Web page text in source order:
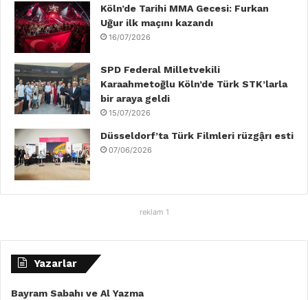
Köln’de Tarihi MMA Gecesi: Furkan
Uğur ilk maçını kazandı
16/07/2026
SPD Federal Milletvekili
Karaahmetoğlu Köln’de Türk STK’larla
bir araya geldi
15/07/2026
Düsseldorf’ta Türk Filmleri rüzgậrı esti
07/06/2026
reklam 1
Yazarlar
Bayram Sabahı ve Al Yazma